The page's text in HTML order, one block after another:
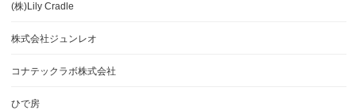
(株)Lily Cradle
株式会社ジュンレオ
コナテックラボ株式会社
ひで房